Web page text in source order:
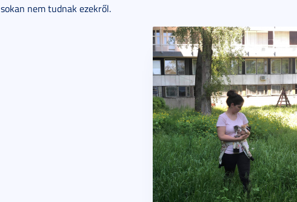
sokan nem tudnak ezekről.